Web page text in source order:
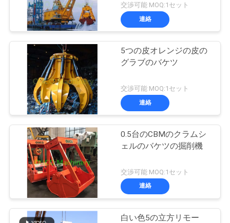
交渉可能 MOQ:1セット
連絡
5つの皮オレンジの皮の
グラブのバケツ
交渉可能 MOQ:1セット
連絡
0.5台のCBMのクラムシ
ェルのバケツの掘削機
交渉可能 MOQ:1セット
連絡
白い色5の立方リモー